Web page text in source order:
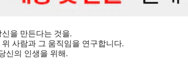
을 만든다는 것을.
사람과 그 움직임을 연구합니다.
신의 인생을 위해.